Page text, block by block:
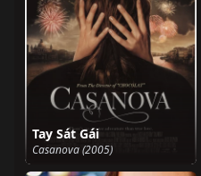
Tay Sát Gái
Casanova (2005)